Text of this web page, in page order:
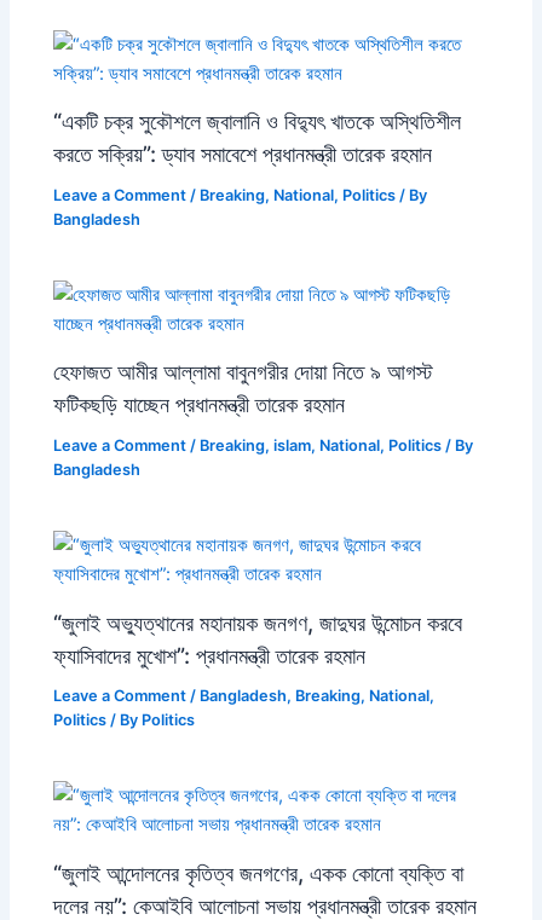
“একটি চক্র সুকৌশলে জ্বালানি ও বিদ্যুৎ খাতকে অস্থিতিশীল
করতে সক্রিয়”: ড্যাব সমাবেশে প্রধানমন্ত্রী তারেক রহমান
Leave a Comment / Breaking, National, Politics / By
Bangladesh
হেফাজত আমীর আল্লামা বাবুনগরীর দোয়া নিতে ৯ আগস্ট
ফটিকছড়ি যাচ্ছেন প্রধানমন্ত্রী তারেক রহমান
Leave a Comment / Breaking,islam, National, Politics / By
Bangladesh
“জুলাই অভ্যুত্থানের মহানায়ক জনগণ, জাদুঘর উন্মোচন করবে
ফ্যাসিবাদের মুখোশ”: প্রধানমন্ত্রী তারেক রহমান
Leave a Comment / Bangladesh, Breaking, National,
Politics / By Politics
“জুলাই আন্দোলনের কৃতিত্ব জনগণের, একক কোনো ব্যক্তি বা
দলের নয়”: কেআইবি আলোচনা সভায় প্রধানমন্ত্রী তারেক রহমান